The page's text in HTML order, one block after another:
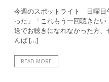
今週のスポットライト 日曜日
った」「これもう一回聴きた
送でお聴きになれなかった方
んば […]
READ MORE